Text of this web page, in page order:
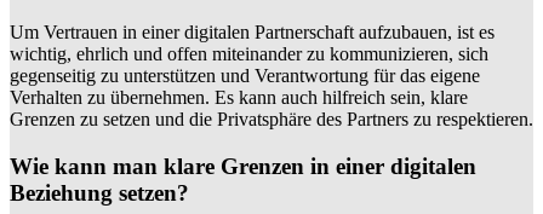
Um Vertrauen in einer digitalen Partnerschaft aufzubauen, ist es
wichtig, ehrlich und offen miteinander zu kommunizieren, sich
gegenseitig zu unterstützen und Verantwortung für das eigene
Verhalten zu übernehmen. Es kann auch hilfreich sein, klare
Grenzen zu setzen und die Privatsphäre des Partners zu respektieren.
Wie kann man klare Grenzen in einer digitalen
Beziehung setzen?